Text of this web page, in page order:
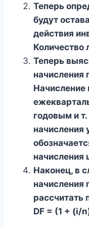
Теперь
будут
действия
Количество
Теперь
начисления
годовым и
начисления
начисления
Наконец, в
начисления
DF = (1 + (i/